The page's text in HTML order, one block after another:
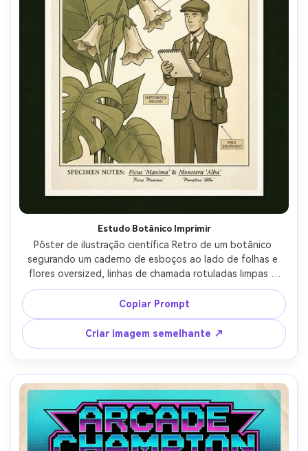
Estudo Botânico Imprimir
Pôster de ilustração científica Retro de um botânico
segurando um caderno de esboços ao lado de folhas e
flores oversized, linhas de chamada rotuladas limpas e
pequenas caixas de legendas, paleta suave de verde
musgo, sépia e creme, grão de impressão sutil, formas
simplificadas de meados do século com linhagem precisa,
espaço de margem generoso para um título e anotações
de espécimes, sensação calma de museu-pôster, lente de
85mm, profundidade de campo rasa, iluminação
cinematográfica suave-AR 4:5
Copiar Prompt
Criar imagem semelhante ↗